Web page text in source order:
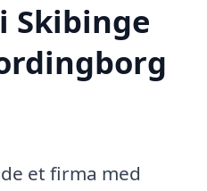
Skibinge
et firma med